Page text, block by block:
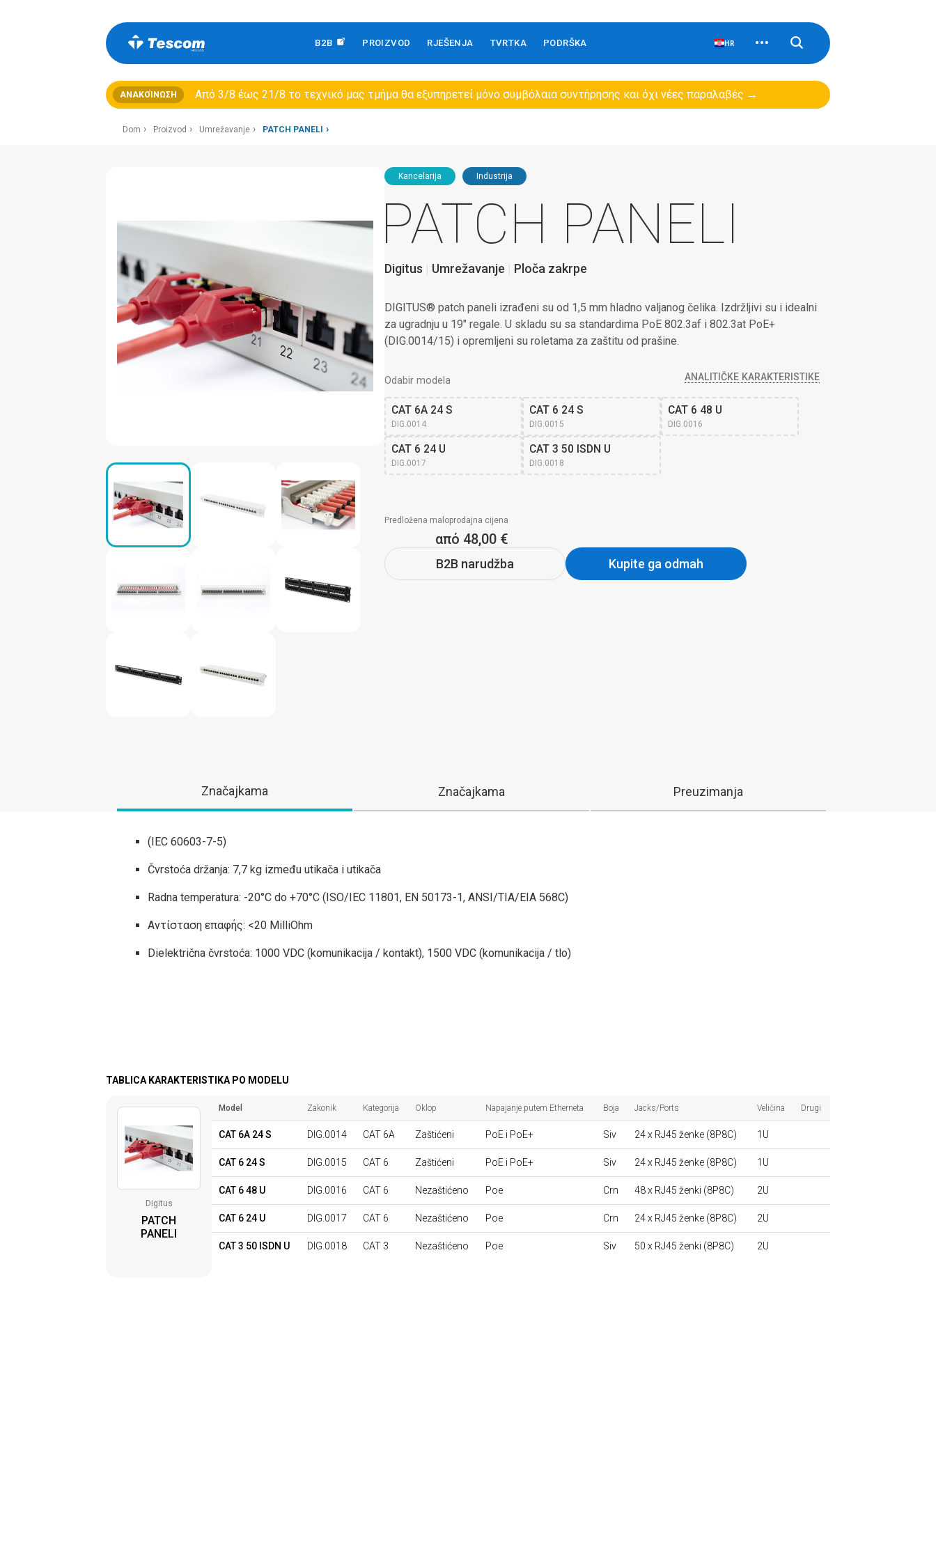
B2B PROIZVOD RJEŠENJA TVRTKA PODRŠKA HR
ΑΝΑΚΟΊΝΩΣΗ Από 3/8 έως 21/8 τo τεχνικό μας τμήμα θα εξυπηρετεί μόνο συμβόλαια συντήρησης και όχι νέες παραλαβές →
Dom Proizvod Umrežavanje PATCH PANELI
Kancelarija Industrija
PATCH PANELI
Digitus Umrežavanje Ploča zakrpe
DIGITUS® patch paneli izrađeni su od 1,5 mm hladno valjanog čelika. Izdržljivi su i idealni
za ugradnju u 19" regale. U skladu su sa standardima PoE 802.3af i 802.3at PoE+
(DIG.0014/15) i opremljeni su roletama za zaštitu od prašine.
Odabir modela ANALITIČKE KARAKTERISTIKE
CAT 6A 24 S
DIG.0014
CAT 6 24 S
DIG.0015
CAT 6 48 U
DIG.0016
CAT 6 24 U
DIG.0017
CAT 3 50 ISDN U
DIG.0018
Predložena maloprodajna cijena
από 48,00 €
B2B narudžba Kupite ga odmah
Značajkama Značajkama Preuzimanja
(IEC 60603-7-5)
Čvrstoća držanja: 7,7 kg između utikača i utikača
Radna temperatura: -20°C do +70°C (ISO/IEC 11801, EN 50173-1, ANSI/TIA/EIA 568C)
Αντίσταση επαφής: <20 MilliOhm
Dielektrična čvrstoća: 1000 VDC (komunikacija / kontakt), 1500 VDC (komunikacija / tlo)
TABLICA KARAKTERISTIKA PO MODELU
Digitus
PATCH
PANELI
Model Zakonik Kategorija Oklop Napajanje putem Etherneta Boja Jacks/Ports Veličina Drugi
CAT 6A 24 S DIG.0014 CAT 6A Zaštićeni PoE i PoE+ Siv 24 x RJ45 ženke (8P8C) 1U
CAT 6 24 S DIG.0015 CAT 6 Zaštićeni PoE i PoE+ Siv 24 x RJ45 ženke (8P8C) 1U
CAT 6 48 U DIG.0016 CAT 6 Nezaštićeno Poe Crn 48 x RJ45 ženki (8P8C) 2U
CAT 6 24 U DIG.0017 CAT 6 Nezaštićeno Poe Crn 24 x RJ45 ženke (8P8C) 2U
CAT 3 50 ISDN U DIG.0018 CAT 3 Nezaštićeno Poe Siv 50 x RJ45 ženki (8P8C) 2U